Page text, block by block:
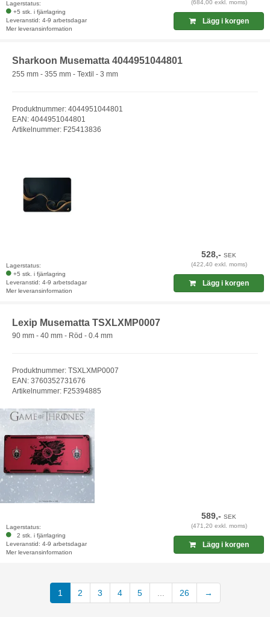
Lagerstatus:
+5 stk. i fjärrlagring
Leveranstid: 4-9 arbetsdagar
Mer leveransinformation
(684,00 exkl. moms)
Lägg i korgen
Sharkoon Musematta 4044951044801
255 mm - 355 mm - Textil - 3 mm
Produktnummer: 4044951044801
EAN: 4044951044801
Artikelnummer: F25413836
Lagerstatus:
+5 stk. i fjärrlagring
Leveranstid: 4-9 arbetsdagar
Mer leveransinformation
528,-SEK
(422,40 exkl. moms)
Lägg i korgen
Lexip Musematta TSXLXMP0007
90 mm - 40 mm - Röd - 0.4 mm
Produktnummer: TSXLXMP0007
EAN: 3760352731676
Artikelnummer: F25394885
Lagerstatus:
2 stk. i fjärrlagring
Leveranstid: 4-9 arbetsdagar
Mer leveransinformation
589,-SEK
(471,20 exkl. moms)
Lägg i korgen
1 (current)
2 3 4 5 26 →